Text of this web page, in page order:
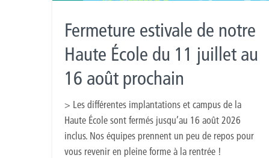
Fermeture estivale de notre
Haute École du 11 juillet au
16 août prochain
> Les différentes implantations et campus de la
Haute École sont fermés jusqu’au 16 août 2026
inclus. Nos équipes prennent un peu de repos pour
vous revenir en pleine forme à la rentrée !